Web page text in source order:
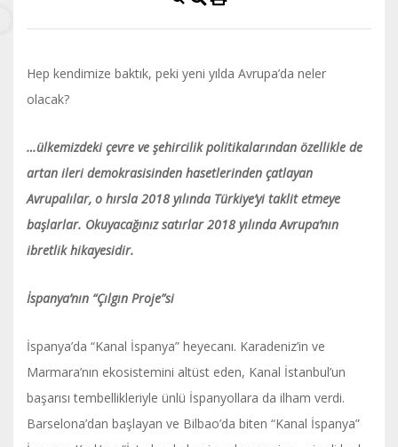
Hep kendimize baktık, peki yeni yılda Avrupa’da neler
olacak?
…ülkemizdeki çevre ve şehircilik politikalarından özellikle de
artan ileri demokrasisinden hasetlerinden çatlayan
Avrupalılar, o hırsla 2018 yılında Türkiye’yi taklit etmeye
başlarlar. Okuyacağınız satırlar 2018 yılında Avrupa’nın
ibretlik hikayesidir.
İspanya’nın “Çılgın Proje”si
İspanya’da “Kanal İspanya” heyecanı. Karadeniz’in ve
Marmara’nın ekosistemini altüst eden, Kanal İstanbul’un
başarısı tembellikleriyle ünlü İspanyollara da ilham verdi.
Barselona’dan başlayan ve Bilbao’da biten “Kanal İspanya”